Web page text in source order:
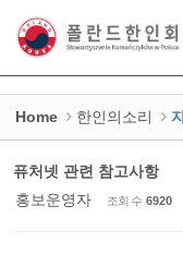
Home 한인의소리
퓨처넷 관련 참고사항
홍보운영자
조회 수 6920